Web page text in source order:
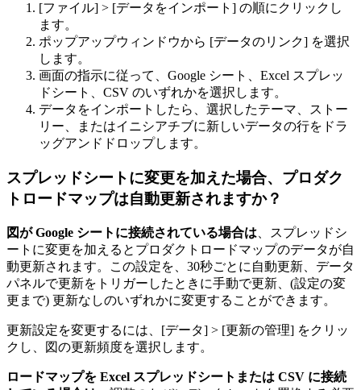
[ファイル] > [データをインポート] の順にクリックし
ます。
ポップアップウィンドウから [データのリンク] を選択
します。
画面の指示に従って、Google シート、Excel スプレッ
ドシート、CSV のいずれかを選択します。
データをインポートしたら、選択したテーマ、ストー
リー、またはイニシアチブに新しいデータの行をドラ
ッグアンドドロップします。
スプレッドシートに変更を加えた場合、プロダク
トロードマップは自動更新されますか？
図が Google シートに接続されている場合は 、スプレッドシ
ートに変更を加えるとプロダクトロードマップのデータが自
動更新されます。この設定を、30秒ごとに自動更新、データ
パネルで更新をトリガーしたときに手動で更新、(設定の変
更まで) 更新なしのいずれかに変更することができます。
更新設定を変更するには、[データ] > [更新の管理] をクリッ
クし、図の更新頻度を選択します。
ロードマップを Excel スプレッドシートまたは CSV に接続